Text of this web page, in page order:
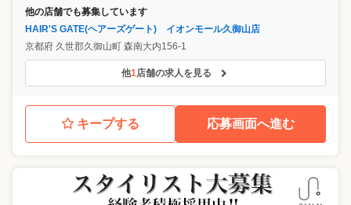
他の店舗でも募集しています
HAIR'S GATE(ヘアーズゲート) イオンモール久御山店
京都府 久世郡久御山町 森南大内156-1
他1店舗の求人を見る
キープする 応募画面へ進む